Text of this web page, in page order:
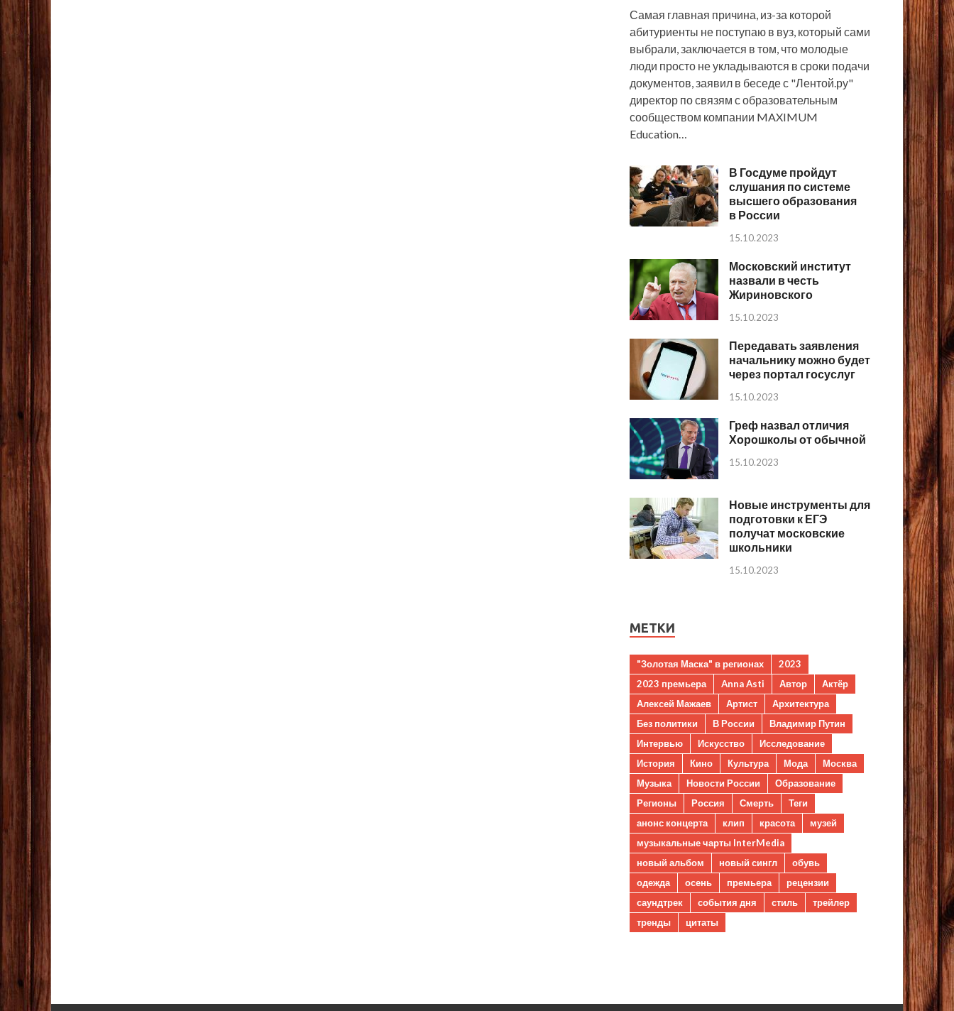
Самая главная причина, из-за которой
абитуриенты не поступаю в вуз, который сами
выбрали, заключается в том, что молодые
люди просто не укладываются в сроки подачи
документов, заявил в беседе с "Лентой.ру"
директор по связям с образовательным
сообществом компании MAXIMUM
Education…
В Госдуме пройдут
слушания по системе
высшего образования
в России
15.10.2023
Московский институт
назвали в честь
Жириновского
15.10.2023
Передавать заявления
начальнику можно будет
через портал госуслуг
15.10.2023
Греф назвал отличия
Хорошколы от обычной
15.10.2023
Новые инструменты для
подготовки к ЕГЭ
получат московские
школьники
15.10.2023
МЕТКИ
"Золотая Маска" в регионах
2023
2023 премьера
Anna Asti Автор
Актёр
Алексей Мажаев
Артист
Архитектура
Без политики
В России
Владимир Путин
Интервью
Искусство
Исследование
История
Кино Культура Мода
Москва
Музыка
Новости России
Образование
Регионы
Россия Смерть
Теги
анонс концерта
клип красота
музей
музыкальные чарты InterMedia
новый альбом
новый сингл
обувь
одежда
осень премьера
рецензии
саундтрек
события дня стиль
трейлер
тренды
цитаты